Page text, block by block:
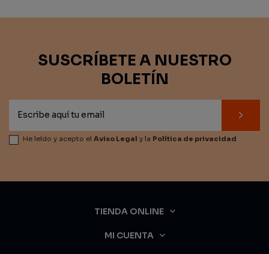
SUSCRÍBETE A NUESTRO
BOLETÍN
He leído y acepto el Aviso Legal y la Política de privacidad
TIENDA ONLINE
MI CUENTA